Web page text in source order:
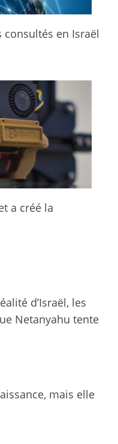
en Israël
a créé la
d’Israël, les
Netanyahu tente
mais elle